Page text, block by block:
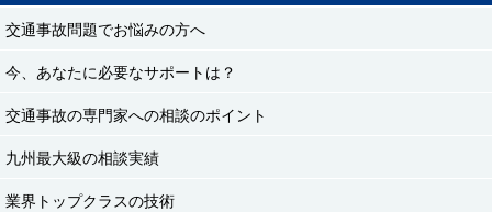
交通事故問題でお悩みの方へ
今、あなたに必要なサポートは？
交通事故の専門家への相談のポイント
九州最大級の相談実績
業界トップクラスの技術